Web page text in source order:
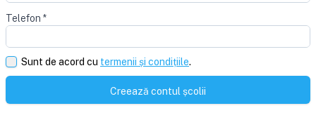
Telefon *
Sunt de acord cu termenii și condițiile.
Creează contul școlii